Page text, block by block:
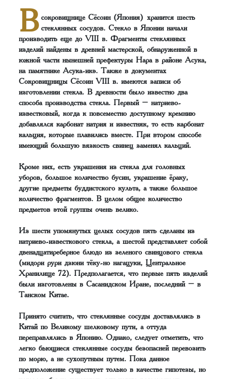
В сокровищнице Сёсоин (Япония) хранится шесть
стеклянных сосудов.‌‌ Стекло в Японии начали
производить еще до VIII в. Фрагменты стеклянных
изделий найдены в древней мастерской, обнаруженной в
южной части нынешней префектуры Нара в районе Асука,
на памятнике Асука-икэ. Также в документах
Сокровищницы Сёсоин VIII в. имеются записи об
изготовлении стекла. В древности было известно два
способа производства стекла. Первый – натриево-
известковый, когда к повсеместно доступному кремнию
добавлялся карбонат натрия и известняк, то есть карбонат
кальция, которые плавились вместе. При втором способе
имеющий большую вязкость свинец заменял кальций.
Кроме них, есть украшения из стекла для головных
уборов, большое количество бусин, украшение ёраку,
другие предметы буддистского культа, а также большое
количество фрагментов. В целом общее количество
предметов этой группы очень велико.
Из шести упомянутых целых сосудов пять сделаны из
натриево-известкового стекла, а шестой представляет собой
двенадцатиреберное блюдо из зеленого свинцового стекла
(мидори рури дзюни тёку-но нагацуки, Центральное
Хранилище 72). Предполагается, что первые пять изделий
были изготовлены в Сасанидском Иране, последний – в
Танском Китае.
Принято считать, что стеклянные сосуды доставлялись в
Китай по Великому шелковому пути, а оттуда
переправлялись в Японию. Однако, следует отметить, что
легко бьющиеся стеклянные сосуды безопасней перевозить
по морю, а не сухопутным путем. Пока данное
предположение существует только в качестве гипотезы, но